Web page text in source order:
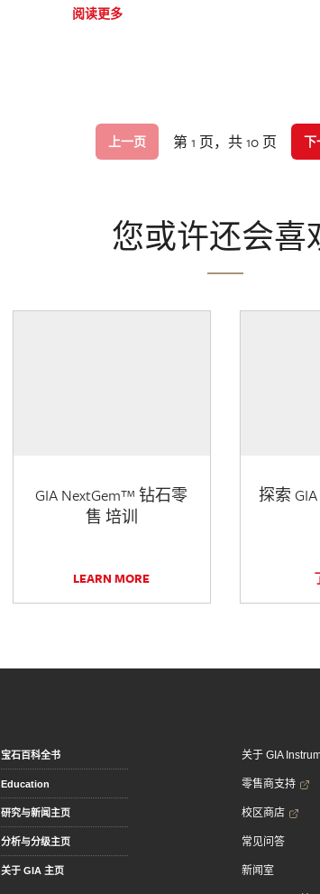
阅读更多
上一页 第 1 页，共 10 页 下
您或许还会喜
GIA NextGem™ 钻石零
售 培训
LEARN MORE
探索
宝石百科全书
Education
研究与新闻主页
分析与分级主页
关于 GIA 主页
关于 GIA
零售商支持
校区商店
常见问答
新闻室